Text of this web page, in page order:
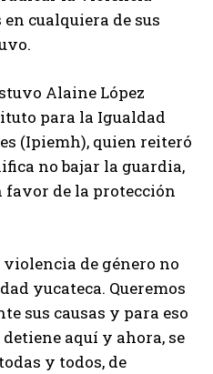
cualquiera de sus
Alaine López
para la Igualdad
(Ipiemh), quien reiteró
no bajar la guardia,
favor de la protección
de género no
yucateca. Queremos
sus causas y para eso
detiene aquí y ahora, se
y todos, de